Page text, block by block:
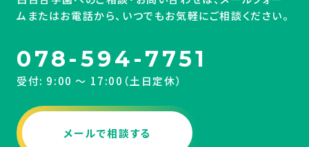
ムまたはお電話から、いつでもお気軽にご相談ください。
078-594-7751
受付: 9:00 〜 17:00（土日定休）
メールで相談する